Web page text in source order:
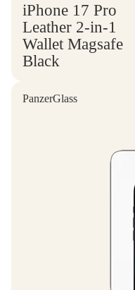
iPhone 17 Pro
Leather 2-in-1
Wallet Magsafe
Black
PanzerGlass